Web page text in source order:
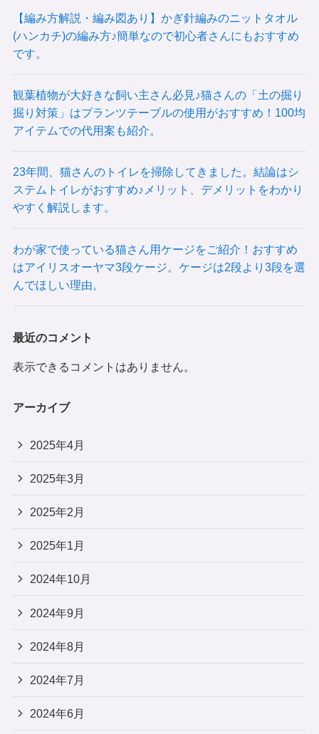
【編み方解説・編み図あり】かぎ針編みのニットタオル
(ハンカチ)の編み方♪簡単なので初心者さんにもおすすめ
です。
観葉植物が大好きな飼い主さん必見♪猫さんの「土の掘り
掘り対策」はプランツテーブルの使用がおすすめ！100均
アイテムでの代用案も紹介。
23年間、猫さんのトイレを掃除してきました。結論はシ
ステムトイレがおすすめ♪メリット、デメリットをわかり
やすく解説します。
わが家で使っている猫さん用ケージをご紹介！おすすめ
はアイリスオーヤマ3段ケージ。ケージは2段より3段を選
んでほしい理由。
最近のコメント
表示できるコメントはありません。
アーカイブ
2025年4月
2025年3月
2025年2月
2025年1月
2024年10月
2024年9月
2024年8月
2024年7月
2024年6月